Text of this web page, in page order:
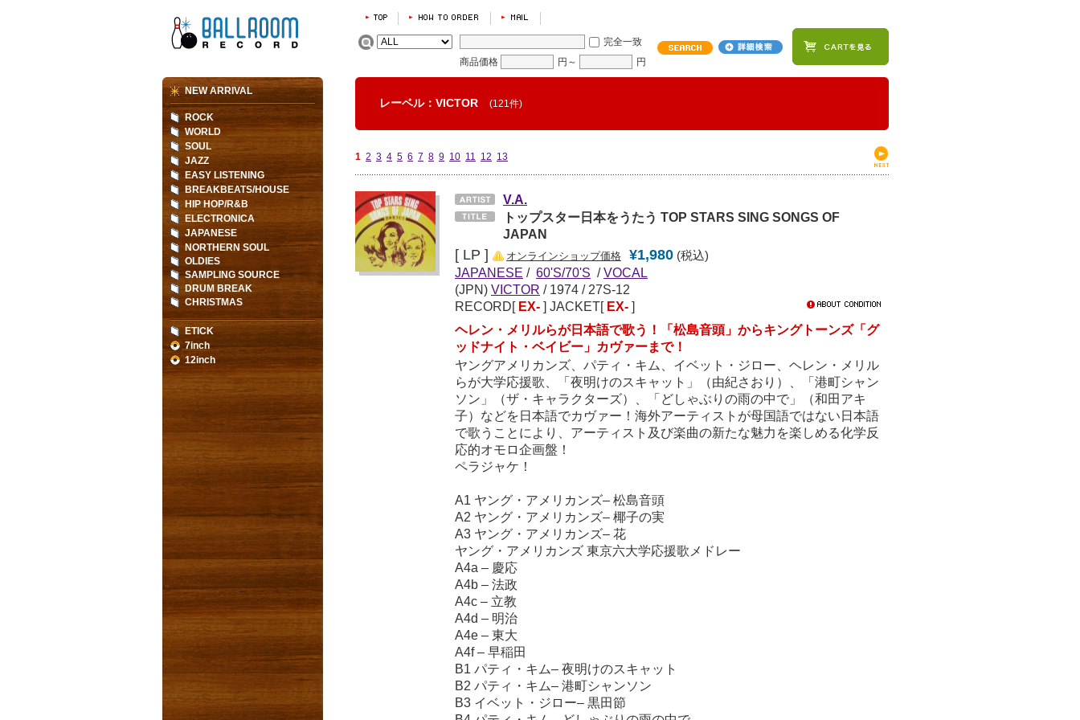
完全一致
商品価格
円～ 円
レーベル：VICTOR (121件)
1 2 3 4 5 6 7 8 9 10 11 12 13
V.A.
トップスター日本をうたう TOP STARS SING SONGS OF
JAPAN
[ LP ] オンラインショップ価格 ¥1,980 (税込)
JAPANESE / 60'S/70'S / VOCAL
(JPN) VICTOR /1974 / 27S-12
RECORD[ EX- ] JACKET[ EX- ]
ヘレン・メリルらが日本語で歌う！「松島音頭」からキングトーンズ「グ
ッドナイト・ベイビー」カヴァーまで！
ヤングアメリカンズ、パティ・キム、イベット・ジロー、ヘレン・メリル
らが大学応援歌、「夜明けのスキャット」（由紀さおり）、「港町シャン
ソン」（ザ・キャラクターズ）、「どしゃぶりの雨の中で」（和田アキ
子）などを日本語でカヴァー！海外アーティストが母国語ではない日本語
で歌うことにより、アーティスト及び楽曲の新たな魅力を楽しめる化学反
応的オモロ企画盤！
ペラジャケ！
A1 ヤング・アメリカンズ– 松島音頭
A2 ヤング・アメリカンズ– 椰子の実
A3 ヤング・アメリカンズ– 花
ヤング・アメリカンズ 東京六大学応援歌メドレー
A4a – 慶応
A4b – 法政
A4c – 立教
A4d – 明治
A4e – 東大
A4f – 早稲田
B1 パティ・キム– 夜明けのスキャット
B2 パティ・キム– 港町シャンソン
B3 イベット・ジロー– 黒田節
NEW ARRIVAL
ROCK
WORLD
SOUL
JAZZ
EASY LISTENING
BREAKBEATS/HOUSE
HIP HOP/R&B
ELECTRONICA
JAPANESE
NORTHERN SOUL
OLDIES
SAMPLING SOURCE
DRUM BREAK
CHRISTMAS
ETICK
7inch
12inch